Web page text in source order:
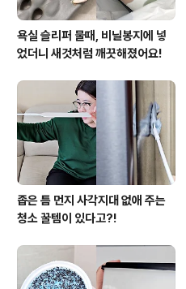
욕실 슬리퍼 물때, 비닐봉지에 넣
었더니 새것처럼 깨끗해졌어요!
좁은 틈 먼지 사각지대 없애 주는
청소 꿀템이 있다고?!